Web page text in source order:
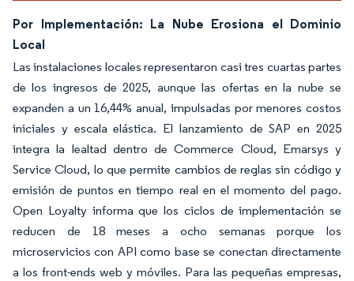
Por Implementación: La Nube Erosiona el Dominio
Local
Las instalaciones locales representaron casi tres cuartas partes
de los ingresos de 2025, aunque las ofertas en la nube se
expanden a un 16,44% anual, impulsadas por menores costos
iniciales y escala elástica. El lanzamiento de SAP en 2025
integra la lealtad dentro de Commerce Cloud, Emarsys y
Service Cloud, lo que permite cambios de reglas sin código y
emisión de puntos en tiempo real en el momento del pago.
Open Loyalty informa que los ciclos de implementación se
reducen de 18 meses a ocho semanas porque los
microservicios con API como base se conectan directamente
a los front-ends web y móviles. Para las pequeñas empresas,